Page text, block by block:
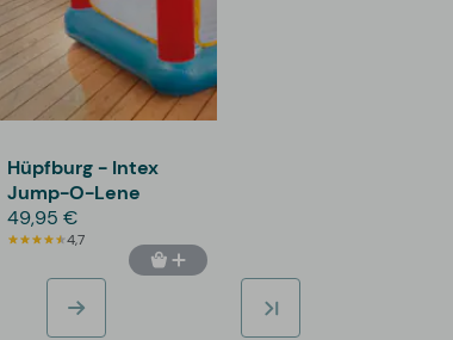
Hüpfburg - Intex
Jump-O-Lene
49,95 €
4,7